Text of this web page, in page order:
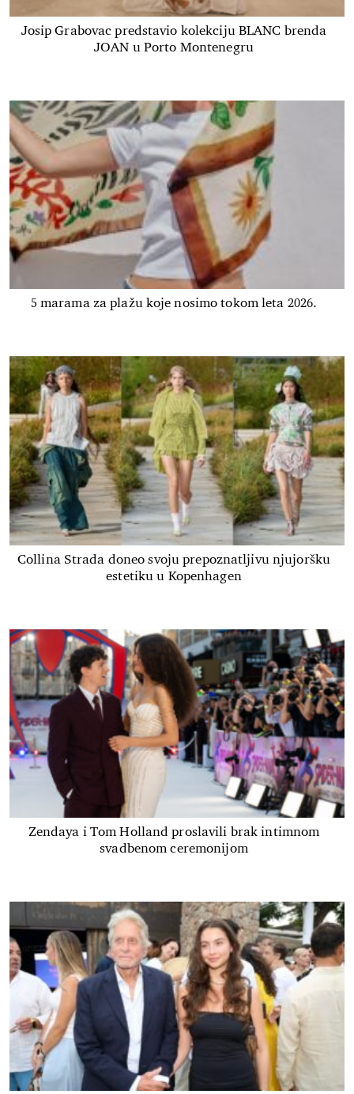
Josip Grabovac predstavio kolekciju BLANC brenda
JOAN u Porto Montenegru
5 marama za plažu koje nosimo tokom leta 2026.
Collina Strada doneo svoju prepoznatljivu njujoršku
estetiku u Kopenhagen
Zendaya i Tom Holland proslavili brak intimnom
svadbenom ceremonijom